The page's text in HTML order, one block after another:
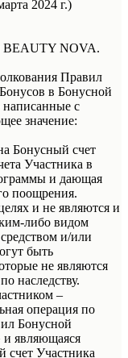
2024 г.)
BEAUTY NOVA.
Правил
в Бонусной
с
значение:
Бонусный счет
Участника в
и дающая
поощрения.
и не являются и
либо видом
и/или
быть
не являются
наследству.
–
операция по
Бонусной
являющаяся
счет Участника